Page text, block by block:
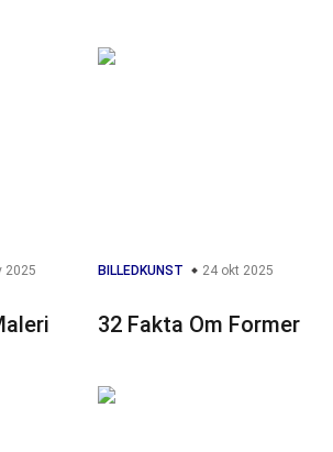
2025 BILLEDKUNST 24 okt 2025
32 Fakta Om Former